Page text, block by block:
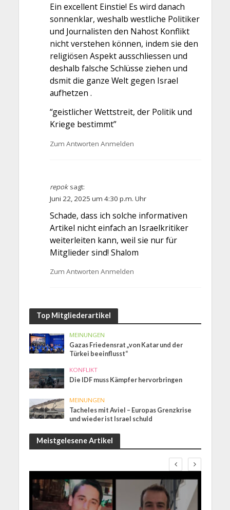
Ein excellent Einstie! Es wird danach
sonnenklar, weshalb westliche Politiker
und Journalisten den Nahost Konflikt
nicht verstehen können, indem sie den
religiösen Aspekt ausschliessen und
deshalb falsche Schlüsse ziehen und
dsmit die ganze Welt gegen Israel
aufhetzen .
“geistlicher Wettstreit, der Politik und
Kriege bestimmt”
Zum Antworten Anmelden
repok sagt:
Juni 22, 2025 um 4:30 p.m. Uhr
Schade, dass ich solche informativen
Artikel nicht einfach an Israelkritiker
weiterleiten kann, weil sie nur für
Mitglieder sind! Shalom
Zum Antworten Anmelden
Top Mitgliederartikel
MEINUNGEN
Gazas Friedensrat „von Katar und der
Türkei beeinflusst“
KONFLIKT
Die IDF muss Kämpfer hervorbringen
MEINUNGEN
Tacheles mit Aviel – Europas Grenzkrise
und wieder ist Israel schuld
Meistgelesene Artikel